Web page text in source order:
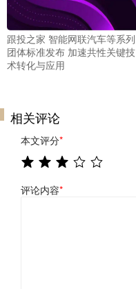
跟投之家 智能网联汽车等系列
团体标准发布 加速共性关键技
术转化与应用
相关评论
本文评分*
评论内容*